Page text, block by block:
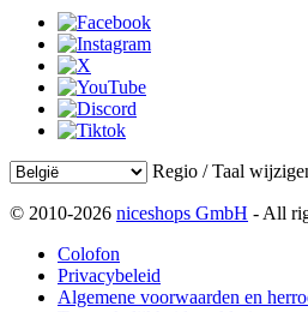
Regio / Taal
© 2010-2026 niceshops GmbH - All
Colofon
Privacybeleid
Algemene voorwaarden en